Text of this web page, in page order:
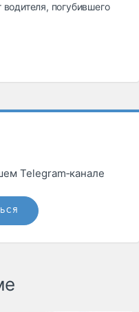
погубившего
Telegram‑канале